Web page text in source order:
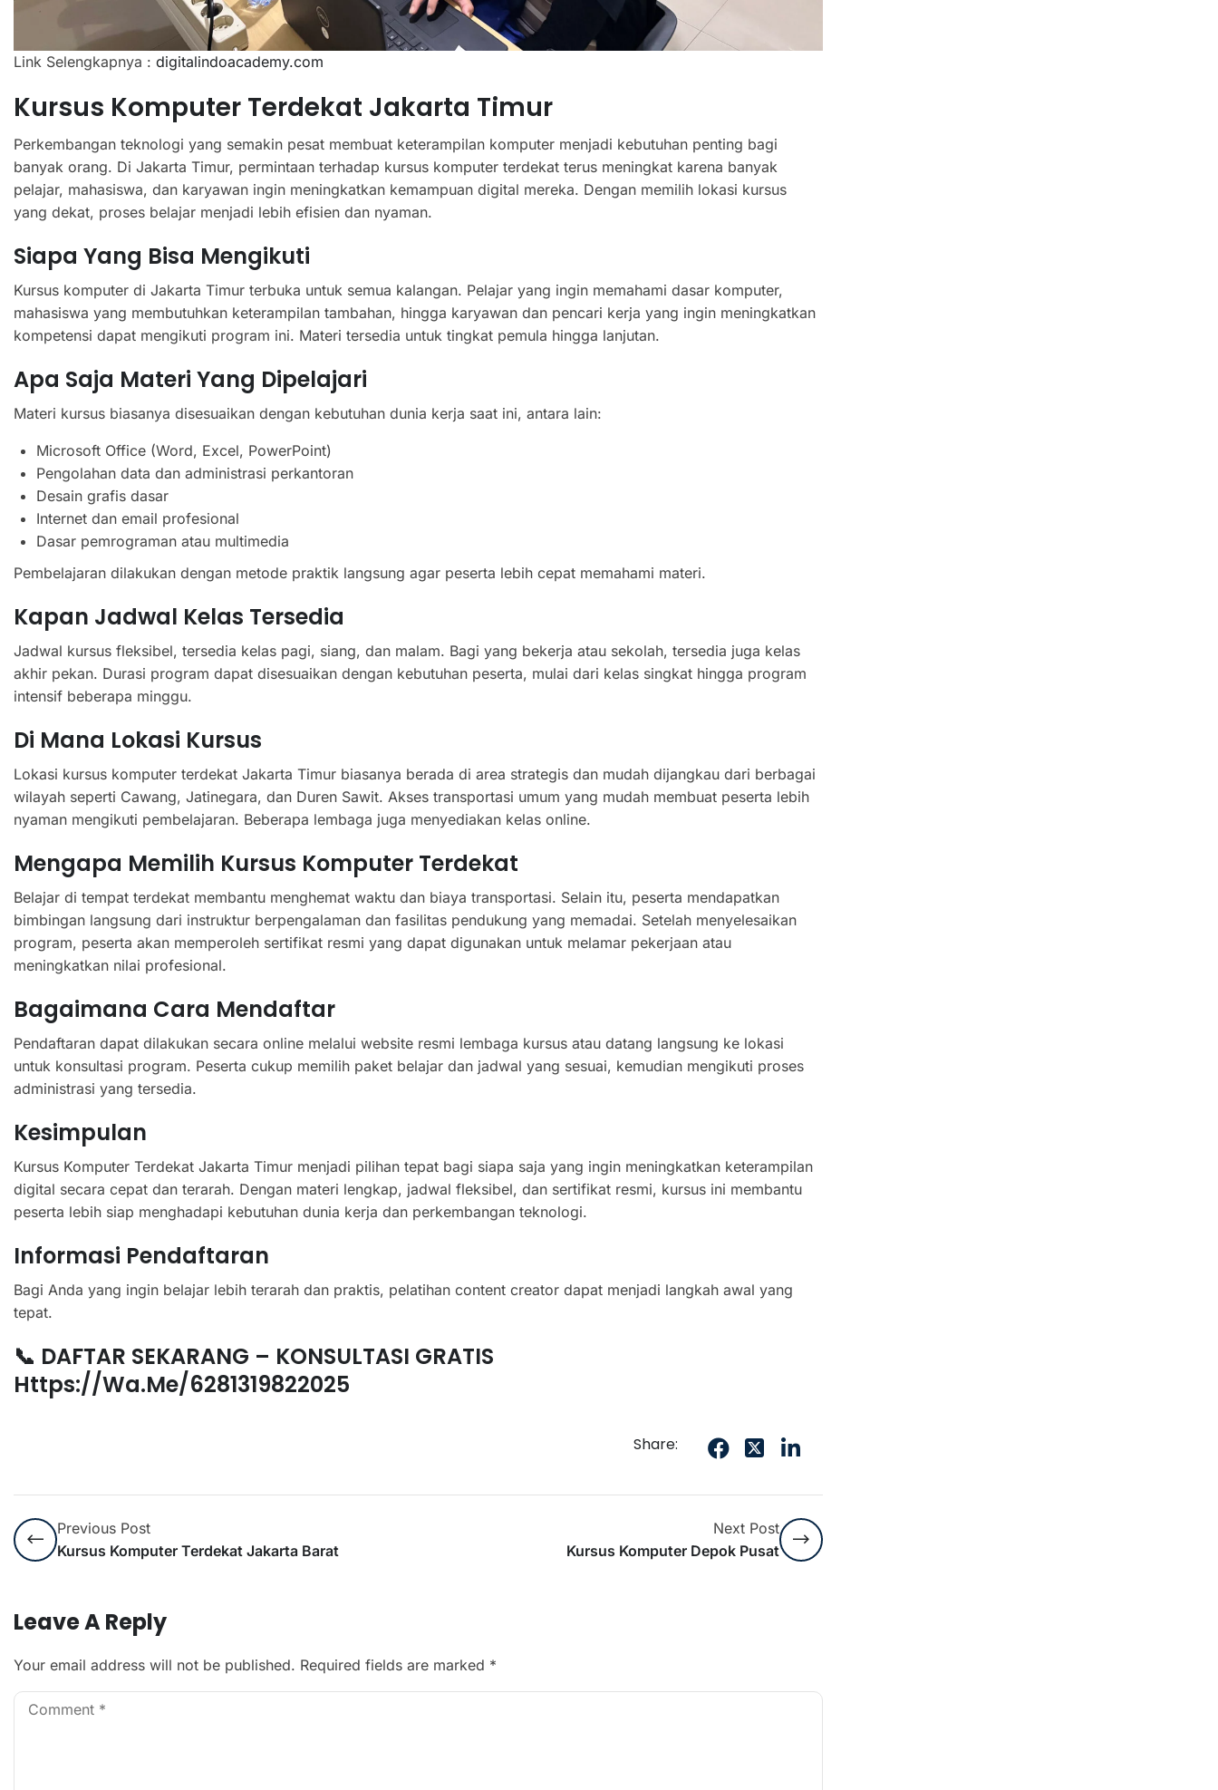
Link Selengkapnya : digitalindoacademy.com
Kursus Komputer Terdekat Jakarta Timur
Perkembangan teknologi yang semakin pesat membuat keterampilan komputer menjadi kebutuhan penting bagi
banyak orang. Di Jakarta Timur, permintaan terhadap kursus komputer terdekat terus meningkat karena banyak
pelajar, mahasiswa, dan karyawan ingin meningkatkan kemampuan digital mereka. Dengan memilih lokasi kursus
yang dekat, proses belajar menjadi lebih efisien dan nyaman.
Siapa Yang Bisa Mengikuti
Kursus komputer di Jakarta Timur terbuka untuk semua kalangan. Pelajar yang ingin memahami dasar komputer,
mahasiswa yang membutuhkan keterampilan tambahan, hingga karyawan dan pencari kerja yang ingin meningkatkan
kompetensi dapat mengikuti program ini. Materi tersedia untuk tingkat pemula hingga lanjutan.
Apa Saja Materi Yang Dipelajari
Materi kursus biasanya disesuaikan dengan kebutuhan dunia kerja saat ini, antara lain:
Microsoft Office (Word, Excel, PowerPoint)
Pengolahan data dan administrasi perkantoran
Desain grafis dasar
Internet dan email profesional
Dasar pemrograman atau multimedia
Pembelajaran dilakukan dengan metode praktik langsung agar peserta lebih cepat memahami materi.
Kapan Jadwal Kelas Tersedia
Jadwal kursus fleksibel, tersedia kelas pagi, siang, dan malam. Bagi yang bekerja atau sekolah, tersedia juga kelas
akhir pekan. Durasi program dapat disesuaikan dengan kebutuhan peserta, mulai dari kelas singkat hingga program
intensif beberapa minggu.
Di Mana Lokasi Kursus
Lokasi kursus komputer terdekat Jakarta Timur biasanya berada di area strategis dan mudah dijangkau dari berbagai
wilayah seperti Cawang, Jatinegara, dan Duren Sawit. Akses transportasi umum yang mudah membuat peserta lebih
nyaman mengikuti pembelajaran. Beberapa lembaga juga menyediakan kelas online.
Mengapa Memilih Kursus Komputer Terdekat
Belajar di tempat terdekat membantu menghemat waktu dan biaya transportasi. Selain itu, peserta mendapatkan
bimbingan langsung dari instruktur berpengalaman dan fasilitas pendukung yang memadai. Setelah menyelesaikan
program, peserta akan memperoleh sertifikat resmi yang dapat digunakan untuk melamar pekerjaan atau
meningkatkan nilai profesional.
Bagaimana Cara Mendaftar
Pendaftaran dapat dilakukan secara online melalui website resmi lembaga kursus atau datang langsung ke lokasi
untuk konsultasi program. Peserta cukup memilih paket belajar dan jadwal yang sesuai, kemudian mengikuti proses
administrasi yang tersedia.
Kesimpulan
Kursus Komputer Terdekat Jakarta Timur menjadi pilihan tepat bagi siapa saja yang ingin meningkatkan keterampilan
digital secara cepat dan terarah. Dengan materi lengkap, jadwal fleksibel, dan sertifikat resmi, kursus ini membantu
peserta lebih siap menghadapi kebutuhan dunia kerja dan perkembangan teknologi.
Informasi Pendaftaran
Bagi Anda yang ingin belajar lebih terarah dan praktis, pelatihan content creator dapat menjadi langkah awal yang
tepat.
📞 DAFTAR SEKARANG – KONSULTASI GRATIS
Https://wa.me/6281319822025
Share:
Previous Post
Kursus Komputer Terdekat Jakarta Barat
Next Post
Kursus Komputer Depok Pusat
Leave A Reply
Your email address will not be published. Required fields are marked *